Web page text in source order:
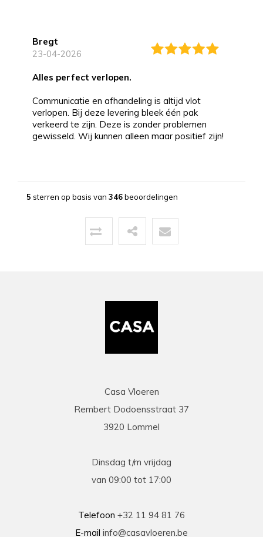
Bregt
23-04-2026
alles perfect verlopen.
Communicatie en afhandeling is altijd vlot
verlopen. Bij deze levering bleek één pak
verkeerd te zijn. Deze is zonder problemen
gewisseld. Wij kunnen alleen maar positief zijn!
13-03-2026
Uitstekende service zowel voor, tijdens als na
vermelding voor de heel vriendelijke en
benodigdheden leverde en ons hielp om deze
Prima geholpen bij zowel de keuze als plaatsing
problemen tijdens plaatsing .
5 sterren op basis van 346beoordelingen
Casa Vloeren
Rembert Dodoensstraat 37
3920 Lommel
Dinsdag t/m vrijdag
van 09:00 tot 17:00
Telefoon +32 11 94 81 76
E-mail info@casavloeren.be